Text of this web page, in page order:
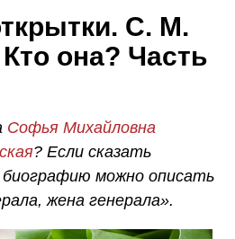
С. М.
она? Часть
Софья Михайловна
? Если сказать
можно описать
жена генерала».